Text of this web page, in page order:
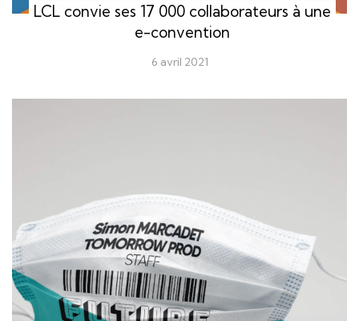
LCL convie ses 17 000 collaborateurs à une
e-convention
6 avril 2021